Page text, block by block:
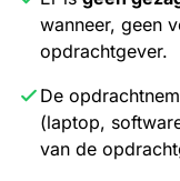
wanneer, geen
opdrachtgever.
De
(laptop,
van de